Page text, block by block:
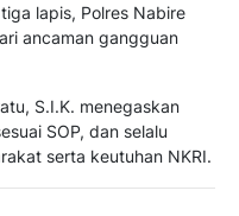
lapis, Polres Nabire
ancaman gangguan
S.I.K. menegaskan
SOP, dan selalu
serta keutuhan NKRI.